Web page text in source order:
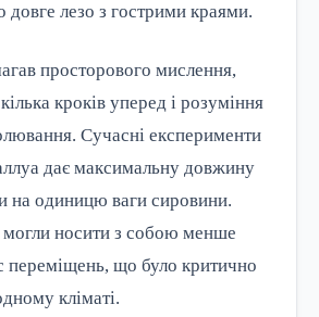
довге лезо з гострими краями.
просторового мислення,
кроків уперед і розуміння
Сучасні експерименти
дає максимальну довжину
на одиницю ваги сировини.
могли носити з собою менше
переміщень, що було критично
кліматі.